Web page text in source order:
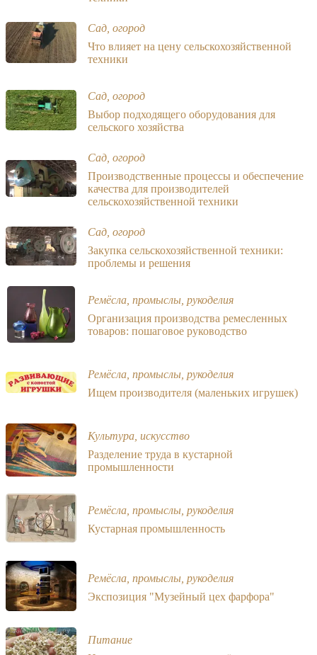
Сад, огород
Что влияет на цену сельскохозяйственной
техники
Сад, огород
Выбор подходящего оборудования для
сельского хозяйства
Сад, огород
Производственные процессы и обеспечение
качества для производителей
сельскохозяйственной техники
Сад, огород
Закупка сельскохозяйственной техники:
проблемы и решения
Ремёсла, промыслы, рукоделия
Организация производства ремесленных
товаров: пошаговое руководство
Ремёсла, промыслы, рукоделия
Ищем производителя (маленьких игрушек)
Культура, искусство
Разделение труда в кустарной
промышленности
Ремёсла, промыслы, рукоделия
Кустарная промышленность
Ремёсла, промыслы, рукоделия
Экспозиция "Музейный цех фарфора"
Питание